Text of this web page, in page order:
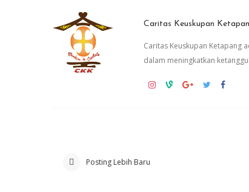
Caritas Keuskupan
Caritas Keuskupan Ketapang
dalam meningkatkan
Posting Lebih Baru